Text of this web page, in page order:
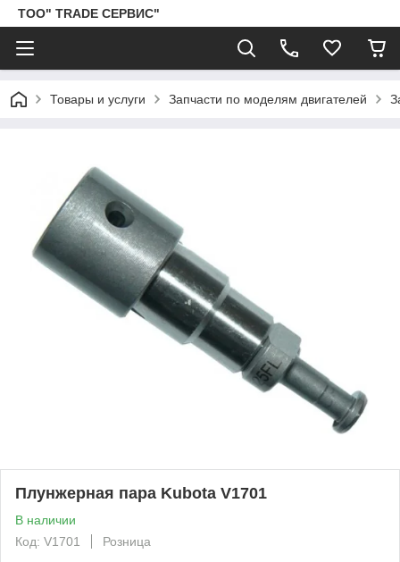
ТОО" TRADE СЕРВИС"
Товары и услуги Запчасти по моделям двигателей
Плунжерная пара Kubota V1701
В наличии
Код: V1701
Розница